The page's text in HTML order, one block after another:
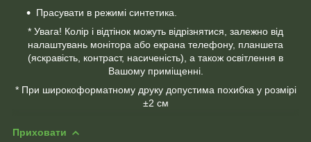
Прасувати в режимі синтетика.
* Увага! Колір і відтінок можуть відрізнятися, залежно від
налаштувань монітора або екрана телефону, планшета
(яскравість, контраст, насиченість), а також освітлення в
Вашому приміщенні.
* При широкоформатному друку допустима похибка у розмірі
±2 см
Приховати